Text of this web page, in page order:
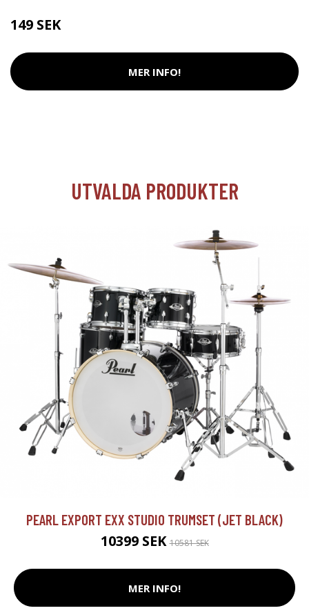
149 SEK
MER INFO!
UTVALDA PRODUKTER
PEARL EXPORT EXX STUDIO TRUMSET (JET BLACK)
10399 SEK10581 SEK
MER INFO!